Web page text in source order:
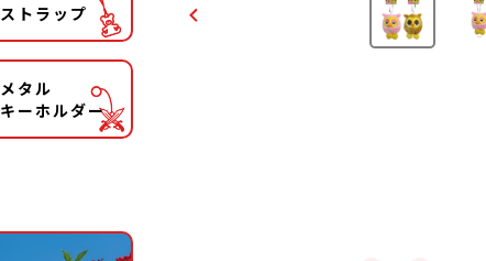
ストラップ
メタル
キーホルダー